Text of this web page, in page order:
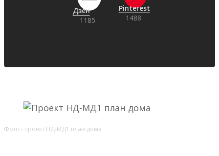
Фото - проект НД-МД1 план дома